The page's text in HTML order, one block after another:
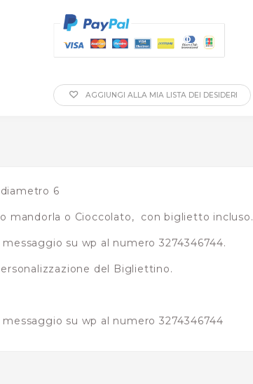
AGGIUNGI ALLA MIA LISTA DEI DESIDERI
6
mandorla o Cioccolato, con biglietto incluso.
su wp al numero 3274346744.
del Bigliettino.
su wp al numero 3274346744